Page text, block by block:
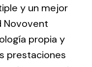
y un mejor
Novovent
propia y
prestaciones